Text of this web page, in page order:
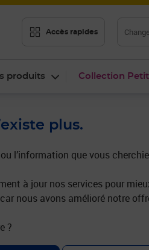
Accès rapides
produits Collection
plus.
l’information que vous
à jour nos services pour
nous avons amélioré notre
?